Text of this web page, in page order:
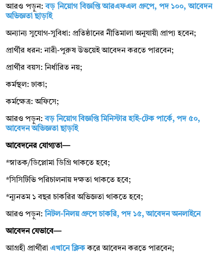
আরও পড়ুন:বড় নিয়োগ বিজ্ঞপ্তি আরএফএল গ্রুপে, পদ ১০০, আবেদন
অভিজ্ঞতা ছাড়াই
অন্যান্য সুযোগ-সুবিধা: প্রতিষ্ঠানের নীতিমালা অনুযায়ী প্রাপ্য হবেন;
প্রার্থীর ধরন: নারী-পুরুষ উভয়েই আবেদন করতে পারবেন;
প্রার্থীর বয়স: নির্ধারিত নয়;
কর্মস্থল: ঢাকা;
কর্মক্ষেত্র: অফিসে;
আরও পড়ুন: বড় নিয়োগ বিজ্ঞপ্তি মিনিস্টার হাই-টেক পার্কে, পদ ৫০,
আবেদন অভিজ্ঞতা ছাড়াই
আবেদনের যোগ্যতা—
*স্নাতক/ডিপ্লোমা ডিগ্রি থাকতে হবে;
*সিসিটিভি পরিচালনায় দক্ষতা থাকতে হবে;
*ন্যূনতম ১ বছর চাকরির অভিজ্ঞতা থাকতে হবে;
আরও পড়ুন:নিটল-নিলয় গ্রুপে চাকরি, পদ ১৫, আবেদন অনলাইনে
আবেদন যেভাবে—
আগ্রহী প্রার্থীরা এখানে ক্লিককরে আবেদন করতে পারবেন;